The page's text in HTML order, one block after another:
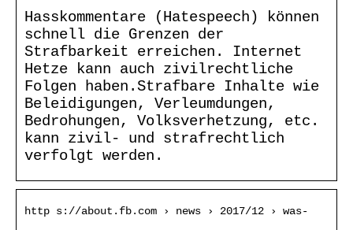
Hasskommentare (Hatespeech) können
schnell die Grenzen der
Strafbarkeit erreichen. Internet
Hetze kann auch zivilrechtliche
Folgen haben.Strafbare Inhalte wie
Beleidigungen, Verleumdungen,
Bedrohungen, Volksverhetzung, etc.
kann zivil- und strafrechtlich
verfolgt werden.
http s://about.fb.com › news › 2017/12 › was-